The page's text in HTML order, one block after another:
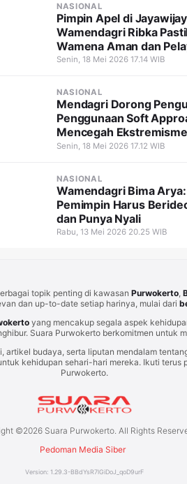
NASIONAL
Pimpin Apel di
Wamendagri Ribka
Wamena Aman dan
Tetap Berjalan
Senin, 18 Mei 2026 17.14 WIB
NASIONAL
Mendagri Dorong
Penggunaan Soft
Mencegah
Terorisme
Senin, 18 Mei 2026 17.12 WIB
NASIONAL
Wamendagri Bima Arya:
Pemimpin Harus
dan Punya Nyali
Rabu, 13 Mei 2026 20.25 WIB
topik penting di kawasan Purwokerto,
dan up-to-date setiap harinya, mulai dari
yang mencakup segala aspek
Suara Purwokerto berkomitmen untuk
budaya, serta liputan mendalam
kehidupan sehari-hari mereka. Ikuti
Purwokerto.
©2026 Suara Purwokerto. All Rights
Pedoman Media Siber
Version: 1.29.3-BBdYsR7lGiDoJ_qoD9urF